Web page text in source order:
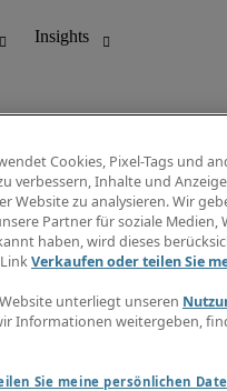
E-
Cookies, Pixel-Tags und
verbessern, Inhalte und
Website zu analysieren. Wir
Partner für soziale
haben, wird dieses
Verkaufen oder teilen Sie
unterliegt unseren
Informationen weitergeben,
Sie meine persönlichen